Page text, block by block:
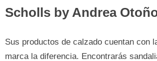
Scholls by Andrea
Sus productos de calzado cuentan con
marca la diferencia. Encontrarás